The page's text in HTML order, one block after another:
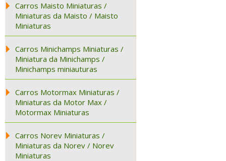
Carros Maisto Miniaturas /
Miniaturas da Maisto / Maisto
Miniaturas
Carros Minichamps Miniaturas /
Miniatura da Minichamps /
Minichamps miniauturas
Carros Motormax Miniaturas /
Miniaturas da Motor Max /
Motormax Miniaturas
Carros Norev Miniaturas /
Miniaturas da Norev / Norev
Miniaturas